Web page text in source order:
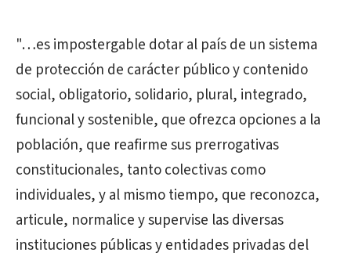
"…es impostergable dotar al país de un sistema
de protección de carácter público y contenido
social, obligatorio, solidario, plural, integrado,
funcional y sostenible, que ofrezca opciones a la
población, que reafirme sus prerrogativas
constitucionales, tanto colectivas como
individuales, y al mismo tiempo, que reconozca,
articule, normalice y supervise las diversas
instituciones públicas y entidades privadas del